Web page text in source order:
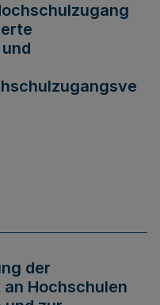
der
Hochschulen